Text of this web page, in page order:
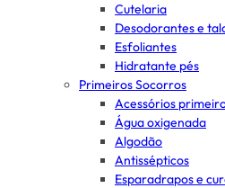
Cutelaria
Desodorantes e
Esfoliantes
Hidratante pés
Primeiros Socorros
Acessórios
Água oxigenada
Algodão
Antissépticos
Esparadrapos e